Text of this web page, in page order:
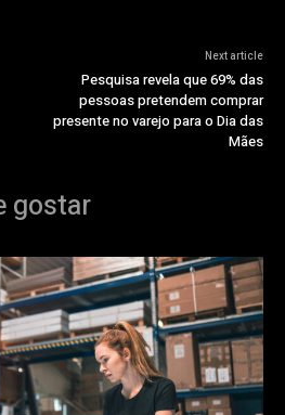
Next article
Pesquisa revela que 69% das
pessoas pretendem comprar
presente no varejo para o Dia das
Mães
gostar